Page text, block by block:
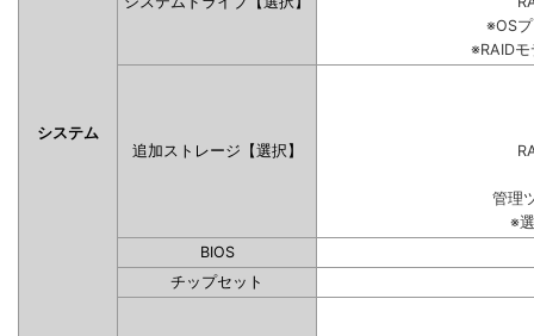
システム
※OS
※RAID
追加ストレージ【選択】
管理
※
BIOS
チップセット